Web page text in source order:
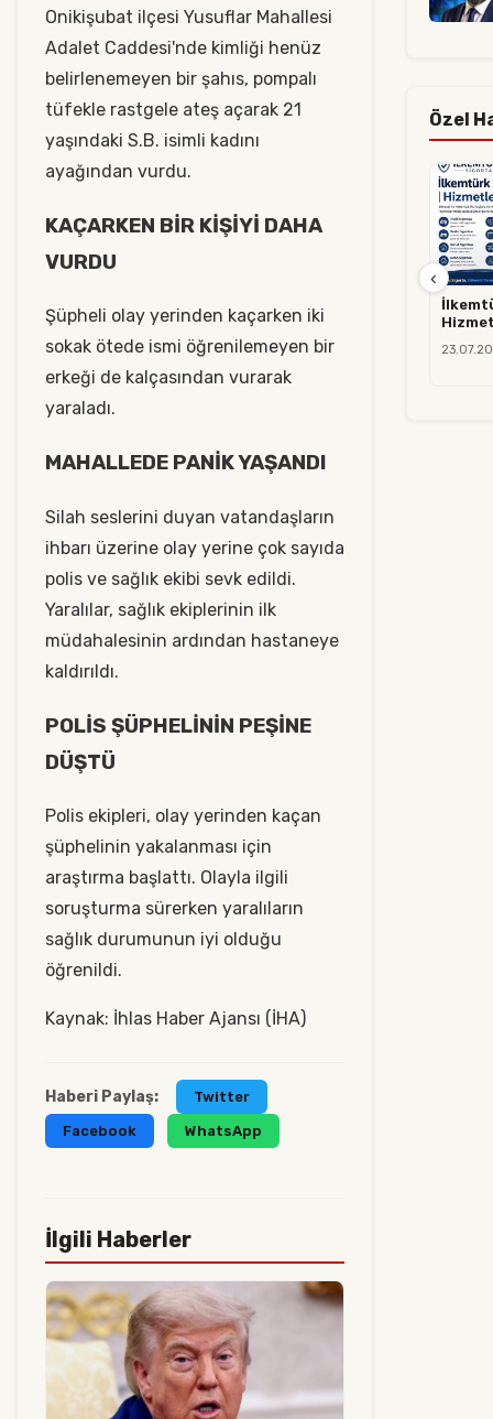
Onikişubat ilçesi Yusuflar Mahallesi
Adalet Caddesi'nde kimliği henüz
belirlenemeyen bir şahıs, pompalı
tüfekle rastgele ateş açarak 21
yaşındaki S.B. isimli kadını
ayağından vurdu.
KAÇARKEN BİR KİŞİYİ DAHA
VURDU
Şüpheli olay yerinden kaçarken iki
sokak ötede ismi öğrenilemeyen bir
erkeği de kalçasından vurarak
yaraladı.
MAHALLEDE PANİK YAŞANDI
Silah seslerini duyan vatandaşların
ihbarı üzerine olay yerine çok sayıda
polis ve sağlık ekibi sevk edildi.
Yaralılar, sağlık ekiplerinin ilk
müdahalesinin ardından hastaneye
kaldırıldı.
POLİS ŞÜPHELİNİN PEŞİNE
DÜŞTÜ
Polis ekipleri, olay yerinden kaçan
şüphelinin yakalanması için
araştırma başlattı. Olayla ilgili
soruşturma sürerken yaralıların
sağlık durumunun iyi olduğu
öğrenildi.
Kaynak: İhlas Haber Ajansı (İHA)
Haberi Paylaş: Twitter
Facebook WhatsApp
İlgili Haberler
Özel
‹